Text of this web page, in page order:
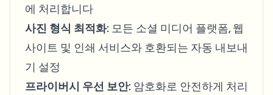
에 처리합니다
사진 형식 최적화: 모든 소셜 미디어 플랫폼, 웹
사이트 및 인쇄 서비스와 호환되는 자동 내보내
기 설정
프라이버시 우선 보안: 암호화로 안전하게 처리